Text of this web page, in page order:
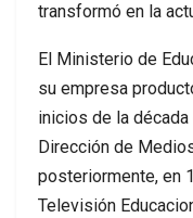
transformó en la
El Ministerio de
su empresa
inicios de la
Dirección de
posteriormente, en
Televisión